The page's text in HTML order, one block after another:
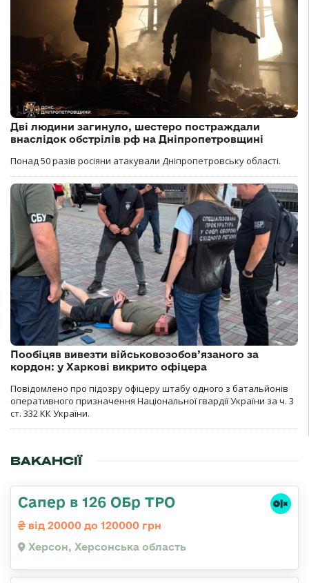
Дві людини загинуло, шестеро постраждали
внаслідок обстрілів рф на Дніпропетровщині
Понад 50 разів росіяни атакували Дніпропетровську області.
Пообіцяв вивезти військовозобов’язаного за
кордон: у Харкові викрито офіцера
Повідомлено про підозру офіцеру штабу одного з батальйонів
оперативного призначення Національної гвардії України за ч. 3
ст. 332 КК України.
ВАКАНСІЇ
Сапер в 126 ОБр ТРО
від 20000 до 120000 грн
Херсон, Херсонська область